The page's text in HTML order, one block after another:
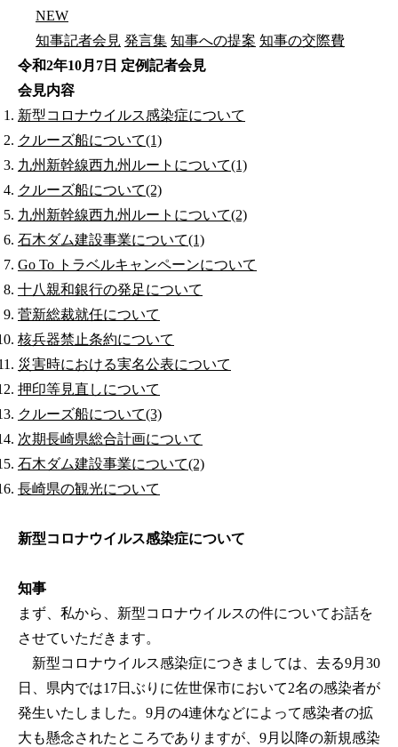
NEW
知事記者会見 発言集 知事への提案 知事の交際費
令和2年10月7日 定例記者会見
会見内容
新型コロナウイルス感染症について
クルーズ船について(1)
九州新幹線西九州ルートについて(1)
クルーズ船について(2)
九州新幹線西九州ルートについて(2)
石木ダム建設事業について(1)
Go To トラベルキャンペーンについて
十八親和銀行の発足について
菅新総裁就任について
核兵器禁止条約について
災害時における実名公表について
押印等見直しについて
クルーズ船について(3)
次期長崎県総合計画について
石木ダム建設事業について(2)
長崎県の観光について
新型コロナウイルス感染症について
知事
まず、私から、新型コロナウイルスの件についてお話を
させていただきます。
新型コロナウイルス感染症につきましては、去る9月30
日、県内では17日ぶりに佐世保市において2名の感染者が
発生いたしました。9月の4連休などによって感染者の拡
大も懸念されたところでありますが、9月以降の新規感染